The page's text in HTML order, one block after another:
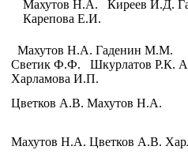
Махутов Н.А. Киреев И.Д.
Карепова Е.И.
Махутов Н.А. Гаденин М.М.
Светик Ф.Ф. Шкурлатов Р.К.
Харламова И.П.
Цветков А.В. Махутов Н.А.
Махутов Н.А. Цветков А.В.